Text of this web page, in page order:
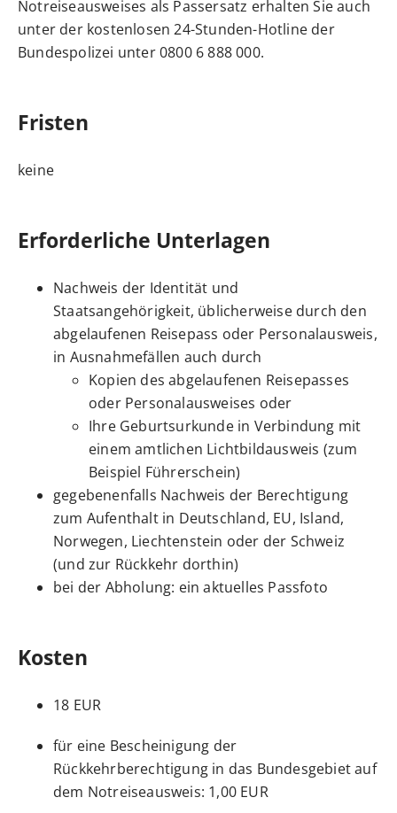
Notreiseausweises als Passersatz erhalten Sie auch
unter der kostenlosen 24-Stunden-Hotline der
Bundespolizei unter 0800 6 888 000.
Fristen
keine
Erforderliche Unterlagen
Nachweis der Identität und
Staatsangehörigkeit, üblicherweise durch den
abgelaufenen Reisepass oder Personalausweis,
in Ausnahmefällen auch durch
Kopien des abgelaufenen Reisepasses
oder Personalausweises oder
Ihre Geburtsurkunde in Verbindung mit
einem amtlichen Lichtbildausweis (zum
Beispiel Führerschein)
gegebenenfalls Nachweis der Berechtigung
zum Aufenthalt in Deutschland, EU, Island,
Norwegen, Liechtenstein oder der Schweiz
(und zur Rückkehr dorthin)
bei der Abholung: ein aktuelles Passfoto
Kosten
18 EUR
für eine Bescheinigung der
Rückkehrberechtigung in das Bundesgebiet auf
dem Notreiseausweis: 1,00 EUR